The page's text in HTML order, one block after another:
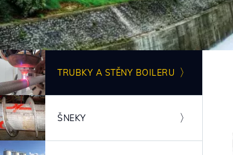
Obrázek
TRUBKY A STĚNY BOILERU
Obrázek
ŠNEKY
Obrázek